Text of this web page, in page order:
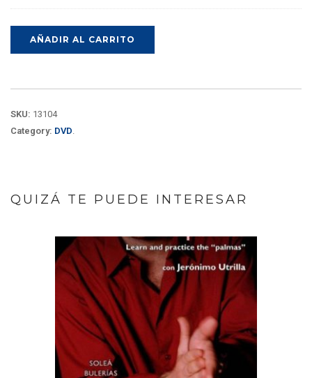
AÑADIR AL CARRITO
SKU: 13104
Category: DVD
QUIZÁ TE PUEDE INTERESAR